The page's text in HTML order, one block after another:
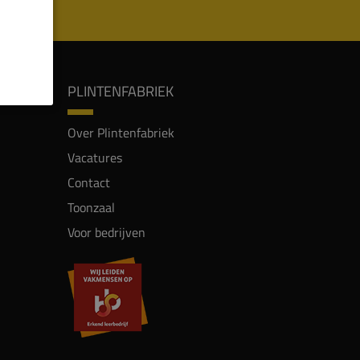
PLINTENFABRIEK
Over Plintenfabriek
Vacatures
Contact
Toonzaal
Voor bedrijven